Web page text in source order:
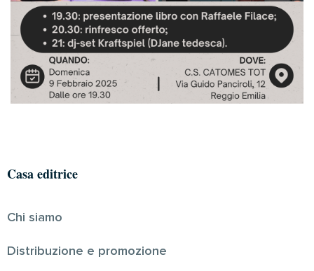
Casa editrice
Chi siamo
Distribuzione e promozione